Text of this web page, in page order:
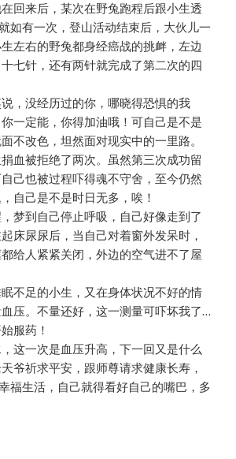
回来后，某次在野兔跑程后跟小生透
如有一次，登山活动结束后，大伙儿一
左右的野兔都身经癌战的挑衅，左边
七针，还有两针就完成了第二次的四
，没经历过的你，哪晓得恐惧的我
一定能，你得加油哦！可自己是不是
不改色，坦然面对现实中的一里路。
血被拒绝了两次。虽然第三次成功留
己也被过程吓得魂不守舍，至今仍然
自己是不是时日无多，唉！
梦到自己停止呼吸，自己好像走到了
床尿尿后，当自己对着窗外发呆时，
给人紧紧关闭，外边的空气进不了屋
不足的小生，又在身体状况不好的情
压。不量还好，这一测量可吓坏我了…
服药！
这一次是血压升高，下一回又是什么
爷祈求平安，跟师尊请求健康长寿，
福生活，自己就得看好自己的嘴巴，多